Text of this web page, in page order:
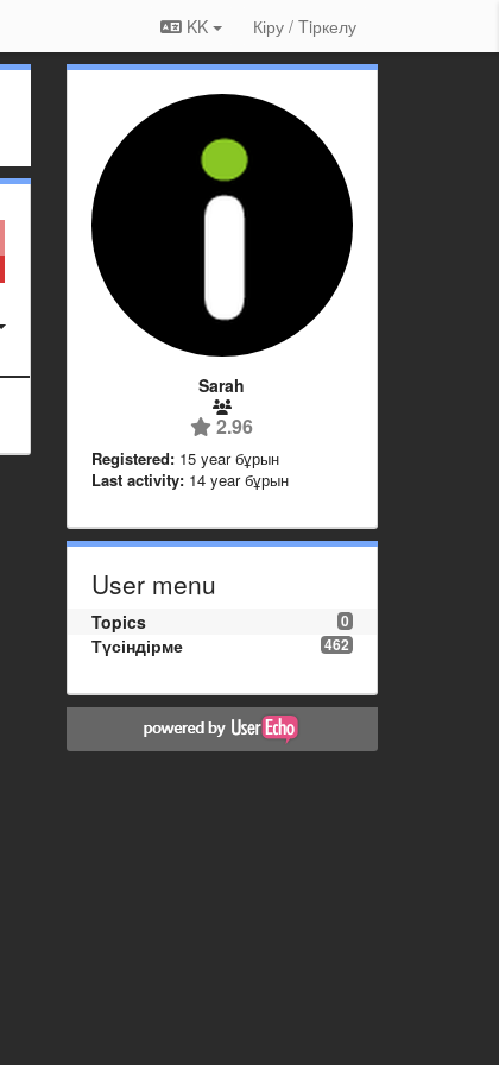
KK Кіру / Tiркелу
Sarah
2.96
Registered: 15 year бұрын
Last activity: 14 year бұрын
User menu
0
Topics
462
Түсіндірме